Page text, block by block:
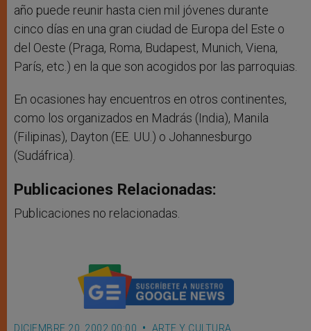
año puede reunir hasta cien mil jóvenes durante
cinco días en una gran ciudad de Europa del Este o
del Oeste (Praga, Roma, Budapest, Munich, Viena,
París, etc.) en la que son acogidos por las parroquias.
En ocasiones hay encuentros en otros continentes,
como los organizados en Madrás (India), Manila
(Filipinas), Dayton (EE. UU.) o Johannesburgo
(Sudáfrica).
Publicaciones Relacionadas:
Publicaciones no relacionadas.
DICIEMBRE 20, 2002 00:00 ARTE Y CULTURA